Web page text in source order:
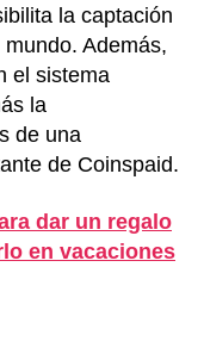
la captación
Además,
el sistema
la
de una
de Coinspaid.
dar un regalo
en vacaciones